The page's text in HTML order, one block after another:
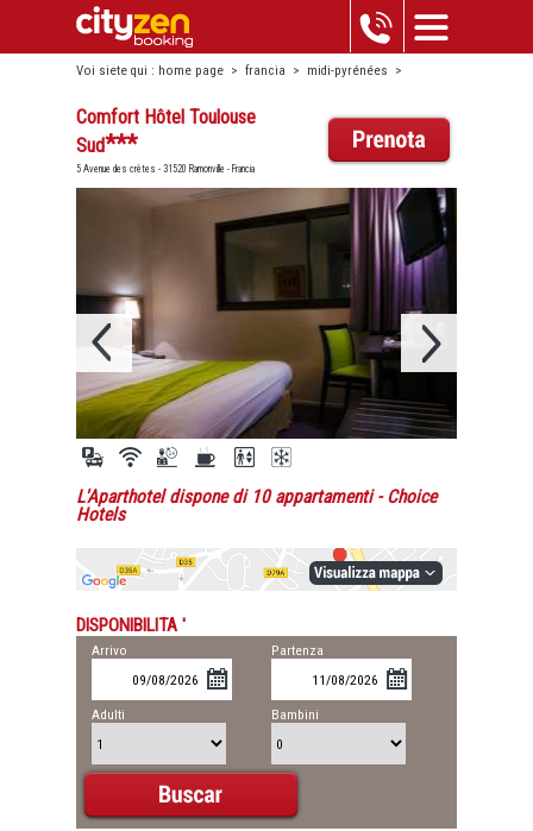
Voi siete qui : home page > francia > midi-pyrénées >
ramonville >comfort hôtel toulouse sud
Comfort Hôtel Toulouse
Sud***
5 Avenue des crètes - 31520 Ramonville - Francia
L'Aparthotel dispone di 10 appartamenti- Choice
Hotels
DISPONIBILITA '
Arrivo Partenza
Adulti Bambini